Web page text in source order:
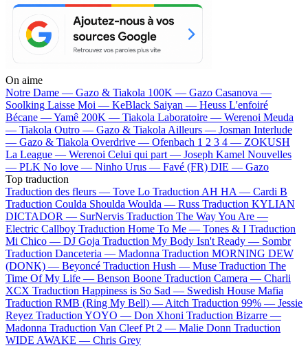
On aime
Notre Dame — Gazo & Tiakola 100K — Gazo Casanova —
Soolking Laisse Moi — KeBlack Saiyan — Heuss L'enfoiré
Bécane —Yamê 200K — Tiakola Laboratoire — Werenoi Meuda
— Tiakola Outro — Gazo & Tiakola Ailleurs — Josman Interlude
— Gazo & Tiakola Overdrive — Ofenbach 1 2 3 4 — ZOKUSH
La League — Werenoi Celui qui part — Joseph Kamel Nouvelles
— PLK No love — Ninho Urus — Favé (FR) DIE — Gazo
Top traduction
Traduction des fleurs — Tove Lo Traduction AH HA — Cardi B
Traduction Coulda Shoulda Woulda — Russ Traduction KYLIAN
DICTADOR — SurNervis Traduction The Way You Are —
Electric Callboy Traduction Home To Me — Tones & I Traduction
Mi Chico — DJ Goja Traduction My Body Isn't Ready — Sombr
Traduction Danceteria — Madonna Traduction MORNING DEW
(DONK) — Beyoncé Traduction Hush — Muse Traduction The
Time Of My Life — Benson Boone Traduction Camera — Charli
XCX Traduction Happiness is So Sad — Swedish House Mafia
Traduction RMB (Ring My Bell) — Aitch Traduction 99% — Jessie
Reyez Traduction YOYO — Don Xhoni Traduction Bizarre —
Madonna Traduction Van Cleef Pt 2 — Malie Donn Traduction
WIDE AWAKE — Chris Grey